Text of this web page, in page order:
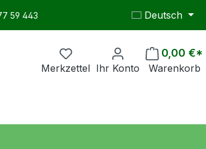
59 443 Deutsch
Merkzettel Ihr Konto
0,00 €*
Warenkorb